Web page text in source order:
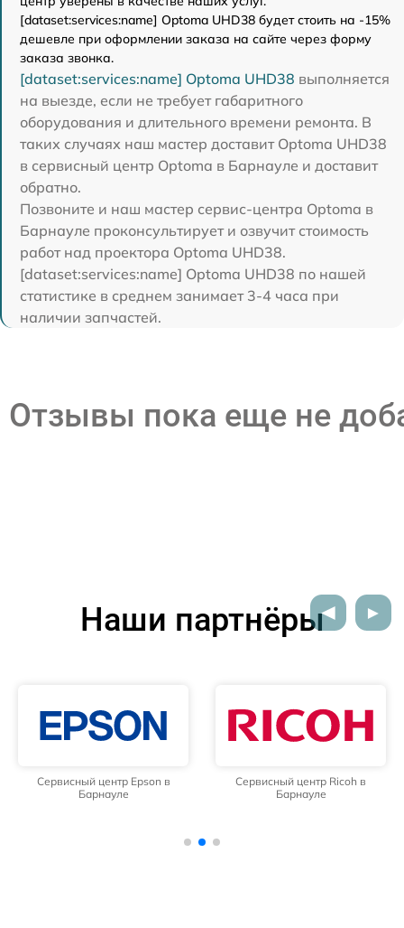
[dataset:services:name] Optoma UHD38 будет стоить на -15%
дешевле при оформлении заказа на сайте через форму
заказа звонка.
[dataset:services:name] Optoma UHD38 выполняется
на выезде, если не требует габаритного
оборудования и длительного времени ремонта. В
таких случаях наш мастер доставит Optoma UHD38
в сервисный центр Optoma в Барнауле и доставит
обратно.
Позвоните и наш мастер сервис-центра Optoma в
Барнауле проконсультирует и озвучит стоимость
работ над проектора Optoma UHD38.
[dataset:services:name] Optoma UHD38 по нашей
статистике в среднем занимает 3-4 часа при
наличии запчастей.
Отзывы пока еще не
Наши партнёры
Сервисный центр Epson в
Барнауле
Сервисный центр Ricoh в
Барнауле